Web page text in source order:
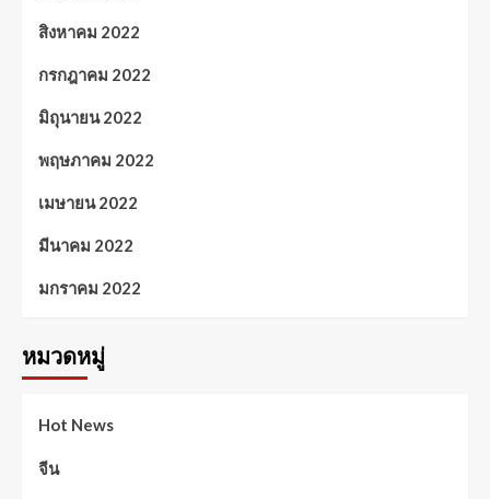
สิงหาคม 2022
กรกฎาคม 2022
มิถุนายน 2022
พฤษภาคม 2022
เมษายน 2022
มีนาคม 2022
มกราคม 2022
หมวดหมู่
Hot News
จีน